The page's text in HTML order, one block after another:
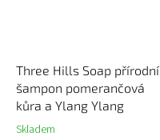
Three Hills Soap přírodní
šampon pomerančová
kůra a Ylang Ylang
Skladem